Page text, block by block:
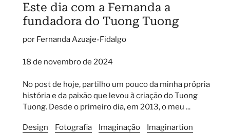
Este dia com a Fernanda a
fundadora do Tuong Tuong
por Fernanda Azuaje-Fidalgo
18 de novembro de 2024
No post de hoje, partilho um pouco da minha própria
história e da paixão que levou à criação do Tuong
Tuong. Desde o primeiro dia, em 2013, o meu ...
Design Fotografia Imaginação
Imaginartion